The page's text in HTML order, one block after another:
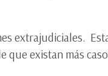
extrajudiciales.
que existan más